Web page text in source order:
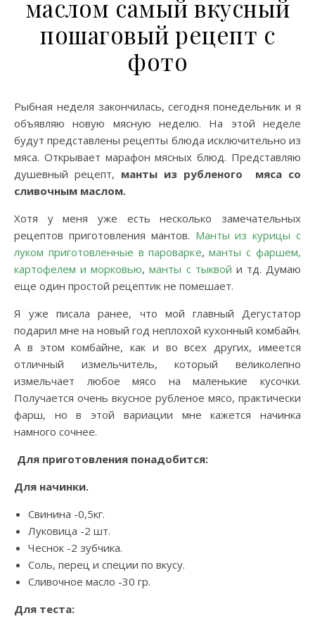
маслом самый вкусный
пошаговый рецепт с
фото
Рыбная неделя закончилась, сегодня понедельник и я
объявляю новую мясную неделю. На этой неделе
будут представлены рецепты блюда исключительно из
мяса. Открывает марафон мясных блюд. Представляю
душевный рецепт, манты из рубленого мяса со
сливочным маслом.
Хотя у меня уже есть несколько замечательных
рецептов приготовления мантов. Манты из курицы с
луком приготовленные в пароварке,манты с фаршем,
картофелем и морковью,манты с тыквой и тд. Думаю
еще один простой рецептик не помешает.
Я уже писала ранее, что мой главный Дегустатор
подарил мне на новый год неплохой кухонный комбайн.
А в этом комбайне, как и во всех других, имеется
отличный измельчитель, который великолепно
измельчает любое мясо на маленькие кусочки.
Получается очень вкусное рубленое мясо, практически
фарш, но в этой вариации мне кажется начинка
намного сочнее.
Для приготовления понадобится:
Для начинки.
Свинина -0,5кг.
Луковица -2 шт.
Чеснок -2 зубчика.
Соль, перец и специи по вкусу.
Сливочное масло -30 гр.
Для теста: